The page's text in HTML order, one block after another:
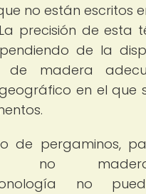
no están escritos
precisión de esta
de la
de madera
en el que
de pergaminos,
no
no